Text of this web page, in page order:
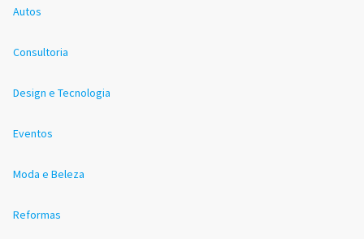
Autos
Consultoria
Design e Tecnologia
Eventos
Moda e Beleza
Reformas